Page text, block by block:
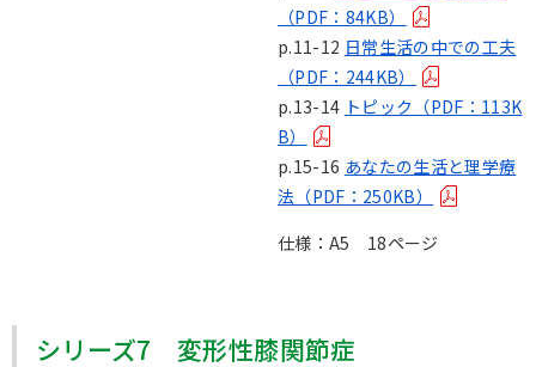
（PDF：84KB）
p.11-12 日常生活の中での工夫
（PDF：244KB）
p.13-14 トピック（PDF：113K
B）
p.15-16 あなたの生活と理学療
法（PDF：250KB）
仕様：A5 18ページ
シリーズ7 変形性膝関節症